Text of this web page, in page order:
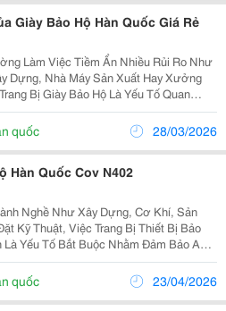
Giày Bảo Hộ Hàn Quốc Giá Rẻ
Làm Việc Tiềm Ẩn Nhiều Rủi Ro Như
Dựng, Nhà Máy Sản Xuất Hay Xưởng
Bị Giày Bảo Hộ Là Yếu Tố Quan
Bảo An Toàn Cho Người Lao Động.
Vệ Đôi Chân Trước Các Tác Động Nguy
quốc 28/03/2026
Hàn Quốc Cov N402
Nghề Như Xây Dựng, Cơ Khí, Sản
Kỹ Thuật, Việc Trang Bị Thiết Bị Bảo
Là Yếu Tố Bắt Buộc Nhằm Đảm Bảo An
Lao Động. Hiện Nay, Nhiều Doanh
Tìm Kiếm Giày Bảo Hộ Hàn Quốc Cov
quốc 23/04/2026